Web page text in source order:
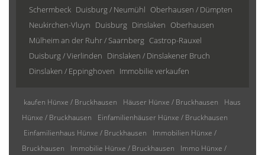
Schermbeck Duisburg / Neumühl Oberhausen / Dümpten
Neukirchen-Vluyn Duisburg Dinslaken Oberhausen
Mülheim an der Ruhr / Saarnberg Castrop-Rauxel
Duisburg / Vierlinden Dinslaken / Dinslakener Bruch
Dinslaken / Eppinghoven Immobilie verkaufen
kaufen Hünxe / Bruckhausen Häuser Hünxe / Bruckhausen
Haus
Hünxe / Bruckhausen
Einfamilienhäuser Hünxe / Bruckhausen
Einfamilienhaus Hünxe / Bruckhausen
Immobilien Hünxe /
Bruckhausen
Immobilie Hünxe / Bruckhausen
Immo Hünxe /